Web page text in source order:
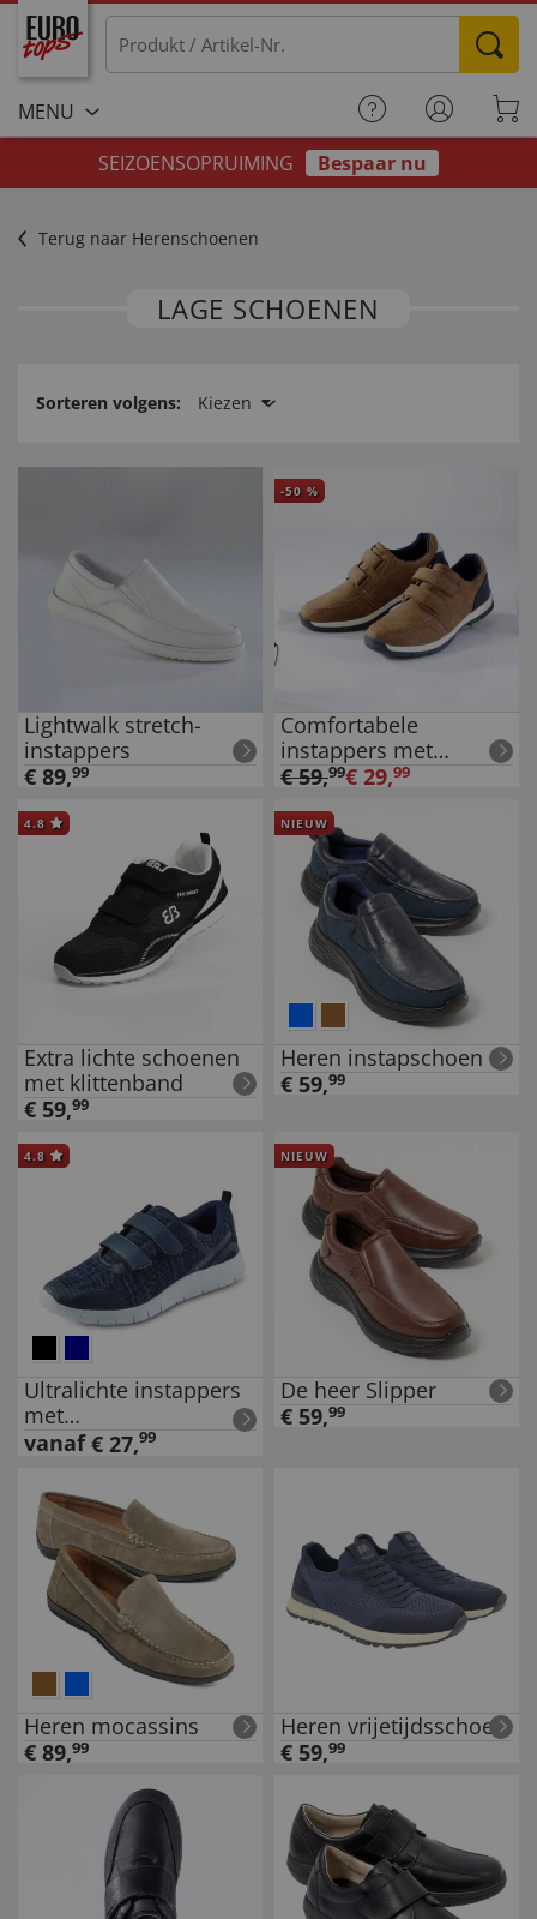
MENU
SEIZOENSOPRUIMING
Bespaar nu
Terug naar Herenschoenen
LAGE SCHOENEN
Sorteren volgens: Kiezen
Lightwalk stretch-
instappers
€ 89,99
-50 %
Comfortabele
instappers met
klittenbandsluitingen
€59,99€ 29,99
4.8
Extra lichte schoenen
met klittenband
€ 59,99
NIEUW
Heren instapschoen
€ 59,99
4.8
Ultralichte instappers
met
klittenbandsluiting als
vanaf € 27,99
NIEUW
De heer Slipper
€ 59,99
Heren mocassins
€ 89,99
Heren vrijetijdsschoen
€ 59,99